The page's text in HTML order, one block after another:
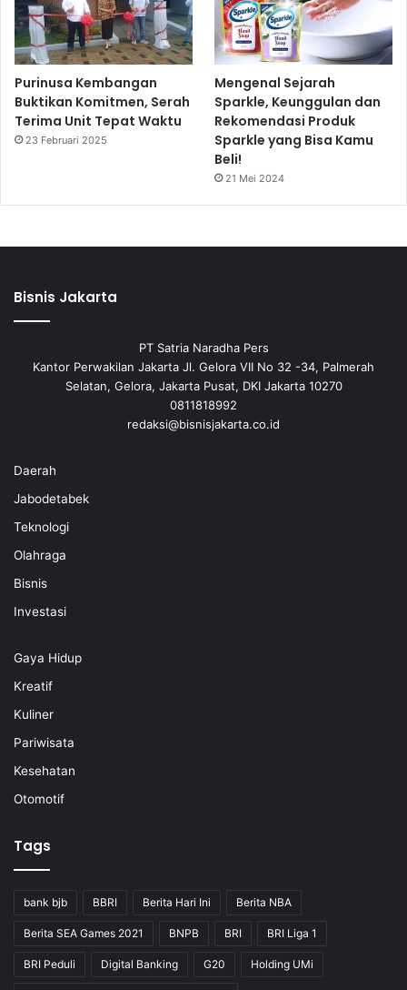
Purinusa Kembangan
Buktikan Komitmen, Serah
Terima Unit Tepat Waktu
23 Februari 2025
Mengenal Sejarah
Sparkle, Keunggulan dan
Rekomendasi Produk
Sparkle yang Bisa Kamu
Beli!
21 Mei 2024
Bisnis Jakarta
PT Satria Naradha Pers
Kantor Perwakilan Jakarta Jl. Gelora VII No 32 -34, Palmerah
Selatan, Gelora, Jakarta Pusat, DKI Jakarta 10270
0811818992
redaksi@bisnisjakarta.co.id
Daerah
Jabodetabek
Teknologi
Olahraga
Bisnis
Investasi
Gaya Hidup
Kreatif
Kuliner
Pariwisata
Kesehatan
Otomotif
Tags
bank bjb BBRI Berita Hari Ini Berita NBA
Berita SEA Games 2021 BNPB BRI BRI Liga 1
BRI Peduli Digital Banking G20 Holding UMi